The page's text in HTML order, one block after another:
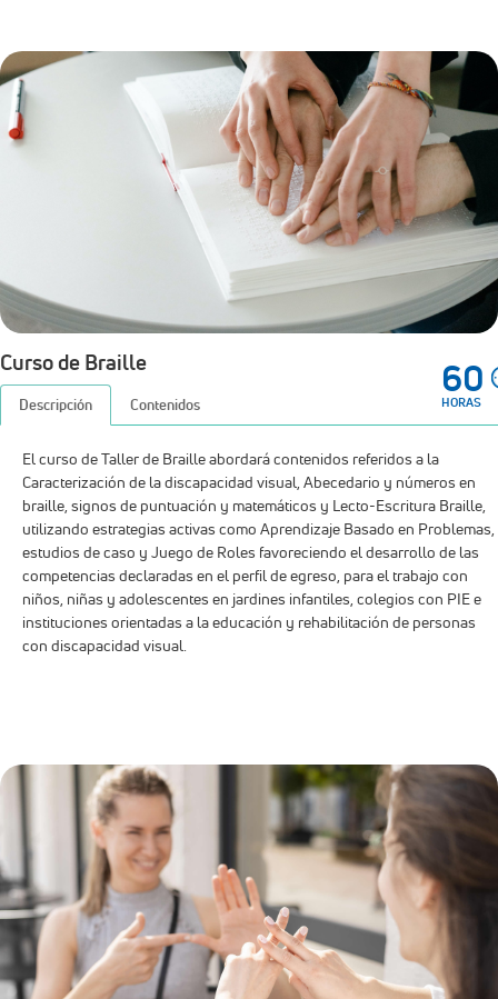
Curso de Braille 60
HORAS
Contenidos
El curso de Taller de Braille abordará contenidos referidos a la
Caracterización de la discapacidad visual, Abecedario y números en
braille, signos de puntuación y matemáticos y Lecto-Escritura Braille,
utilizando estrategias activas como Aprendizaje Basado en Problemas,
estudios de caso y Juego de Roles favoreciendo el desarrollo de las
competencias declaradas en el perfil de egreso, para el trabajo con
niños, niñas y adolescentes en jardines infantiles, colegios con PIE e
instituciones orientadas a la educación y rehabilitación de personas
con discapacidad visual.
Curso de Sistemas de Comunicación Alternativa
Aumentativa
60
Descripción Contenidos